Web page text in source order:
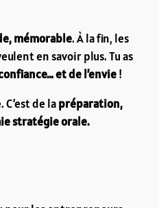
mémorable. À la fin, les
en savoir plus. Tu as
et de l’envie!
C’est de lapréparation,
stratégie orale.